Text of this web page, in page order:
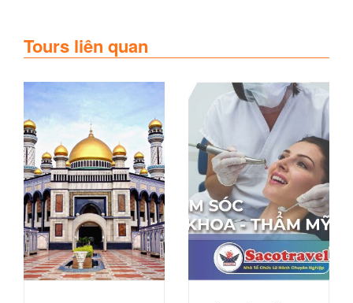
Tours liên quan